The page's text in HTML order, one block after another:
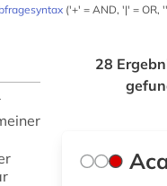
('+' = AND, '|' = OR,
28